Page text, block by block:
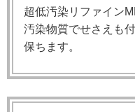
超低汚染リファイン
汚染物質でせさえも
保ちます。